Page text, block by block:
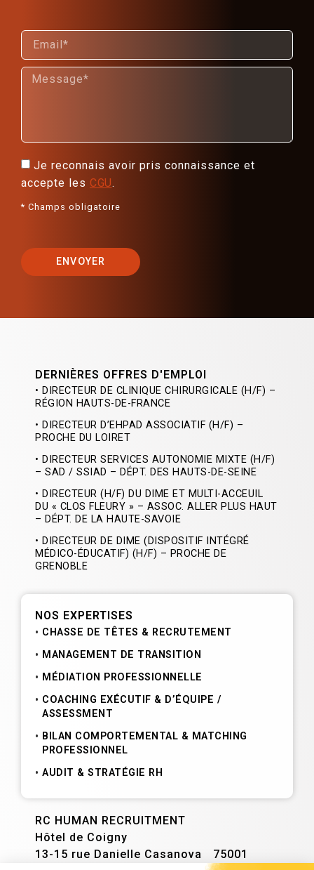
Je reconnais avoir pris connaissance et
accepte les CGU.
* Champs obligatoire
ENVOYER
DERNIÈRES OFFRES D'EMPLOI
• DIRECTEUR DE CLINIQUE CHIRURGICALE (H/F) –
RÉGION HAUTS-DE-FRANCE
• DIRECTEUR D’EHPAD ASSOCIATIF (H/F) –
PROCHE DU LOIRET
• DIRECTEUR SERVICES AUTONOMIE MIXTE (H/F)
– SAD / SSIAD – DÉPT. DES HAUTS-DE-SEINE
• DIRECTEUR (H/F) DU DIME ET MULTI-ACCEUIL
DU « CLOS FLEURY » – ASSOC. ALLER PLUS HAUT
– DÉPT. DE LA HAUTE-SAVOIE
• DIRECTEUR DE DIME (DISPOSITIF INTÉGRÉ
MÉDICO-ÉDUCATIF) (H/F) – PROCHE DE
GRENOBLE
NOS EXPERTISES
CHASSE DE TÊTES & RECRUTEMENT
MANAGEMENT DE TRANSITION
MÉDIATION PROFESSIONNELLE
COACHING EXÉCUTIF & D’ÉQUIPE /
ASSESSMENT
BILAN COMPORTEMENTAL & MATCHING
PROFESSIONNEL
AUDIT & STRATÉGIE RH
RC HUMAN RECRUITMENT
Hôtel de Coigny
13-15 rue Danielle Casanova 75001